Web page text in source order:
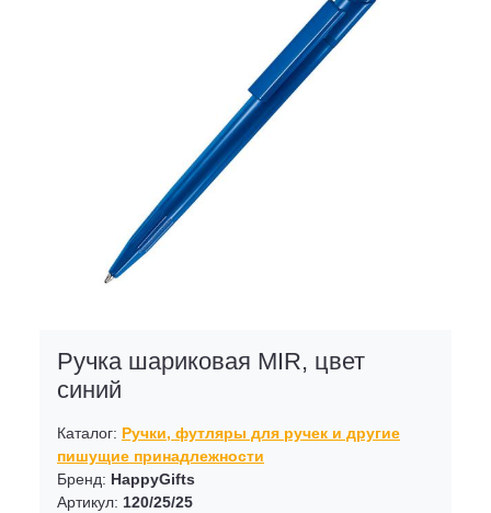
Ручка шариковая MIR, цвет
синий
Каталог: Ручки, футляры для ручек и другие
пишущие принадлежности
Бренд: HappyGifts
Артикул: 120/25/25